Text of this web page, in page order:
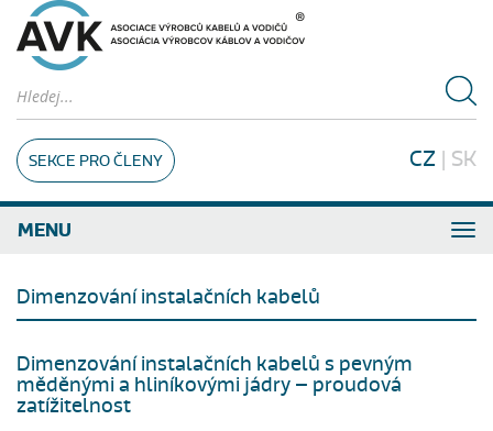
SEKCE PRO ČLENY CZ | SK
MENU
Dimenzování instalačních kabelů
Dimenzování instalačních kabelů s pevným
měděnými a hliníkovými jádry – proudová
zatížitelnost